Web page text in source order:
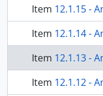
Item 12.1.15 -
Item 12.1.14 -
Item 12.1.13 -
Item 12.1.12 -